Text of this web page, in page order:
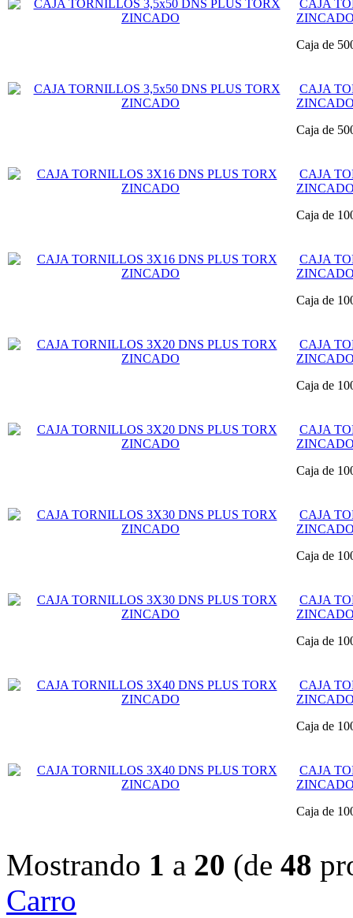
CAJA
Caja de
CAJA
Caja de
CAJA
Caja de
CAJA
Caja de
CAJA
Caja de
CAJA
Caja de
CAJA
Caja de
CAJA
Caja de
CAJA
Caja de
CAJA
Caja de
Mostrando 1 a 20 (de 48
Carro